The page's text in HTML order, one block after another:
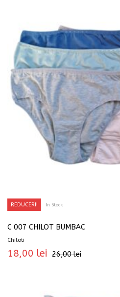
REDUCERI! In Stock
C 007 CHILOT BUMBAC
Chiloti
26,00lei
18,00 lei